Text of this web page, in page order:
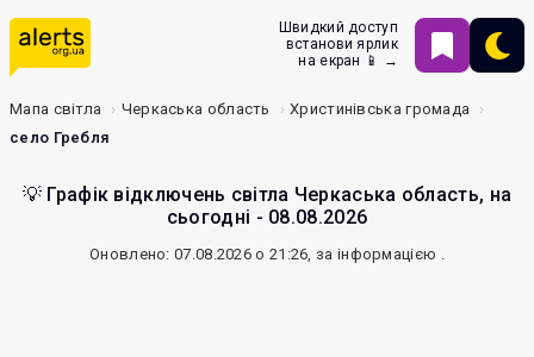
Швидкий доступ
встанови ярлик
на екран 📱 →
Мапа світла Черкаська область
Христинівська громада
село Гребля
💡 Графік відключень світла Черкаська область, на
сьогодні - 08.08.2026
Оновлено: 07.08.2026 о 21:26, за інформацією .